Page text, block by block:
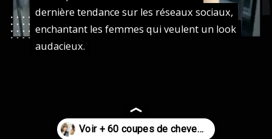
dernière tendance sur les réseaux sociaux,
enchantant les femmes qui veulent un look
audacieux.
dernière tendance sur les réseaux sociaux,
enchantant les femmes qui veulent un look
audacieux.